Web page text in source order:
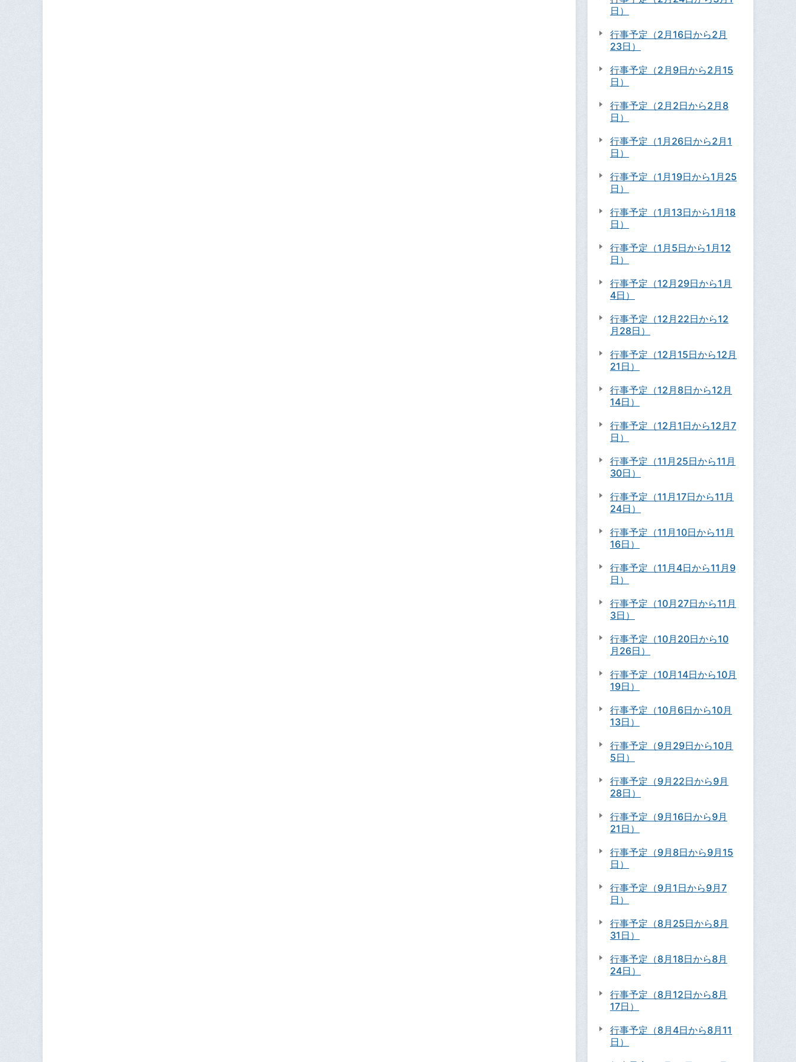
日）
行事予定（2月16日から2月
23日）
行事予定（2月9日から2月15
日）
行事予定（2月2日から2月8
日）
行事予定（1月26日から2月1
日）
行事予定（1月19日から1月25
日）
行事予定（1月13日から1月18
日）
行事予定（1月5日から1月12
日）
行事予定（12月29日から1月
4日）
行事予定（12月22日から12
月28日）
行事予定（12月15日から12月
21日）
行事予定（12月8日から12月
14日）
行事予定（12月1日から12月7
日）
行事予定（11月25日から11月
30日）
行事予定（11月17日から11月
24日）
行事予定（11月10日から11月
16日）
行事予定（11月4日から11月9
日）
行事予定（10月27日から11月
3日）
行事予定（10月20日から10
月26日）
行事予定（10月14日から10月
19日）
行事予定（10月6日から10月
13日）
行事予定（9月29日から10月
5日）
行事予定（9月22日から9月
28日）
行事予定（9月16日から9月
21日）
行事予定（9月8日から9月15
日）
行事予定（9月1日から9月7
日）
行事予定（8月25日から8月
31日）
行事予定（8月18日から8月
24日）
行事予定（8月12日から8月
17日）
行事予定（8月4日から8月11
日）